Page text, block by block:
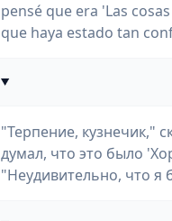
pensé que era 'Las
que haya estado tan
"Терпение, кузнечик,"
думал, что это было
"Неудивительно, что